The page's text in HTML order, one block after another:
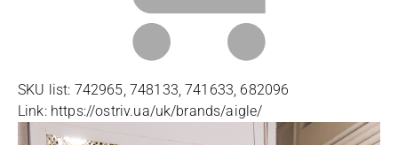
SKU list: 742965, 748133, 741633, 682096
Link: https://ostriv.ua/uk/brands/aigle/